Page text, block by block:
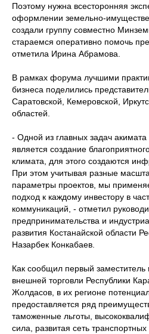
Поэтому нужна всесторонняя
оформлении земельно-
создали группу совместно
стараемся оперативно помочь
отметила Ирина Абрамова.
В рамках форума лучшими
бизнеса поделились
Саратовской, Кемеровской,
областей.
- Одной из главных задач акимата
является создание
климата, для этого создаются
При этом учитывая разные
параметры проектов, мы
подход к каждому инвестору в
коммуникаций, - отметил
предпринимательства и
развития Костанайской области
Назарбек Конкабаев.
Как сообщил первый заместитель
внешней торговли Республики
Жолдасов, в их регионе
предоставляется ряд
таможенные льготы,
сила, развитая сеть